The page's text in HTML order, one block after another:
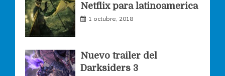
o
m
r
Netflix para latinoamerica
1 octubre, 2018
Nuevo trailer del
Darksiders 3